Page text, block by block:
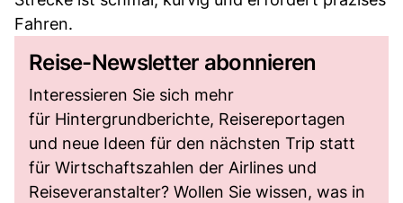
Fahren.
Reise-Newsletter abonnieren
Interessieren Sie sich mehr
für Hintergrundberichte, Reisereportagen
und neue Ideen für den nächsten Trip statt
für Wirtschaftszahlen der Airlines und
Reiseveranstalter? Wollen Sie wissen, was in